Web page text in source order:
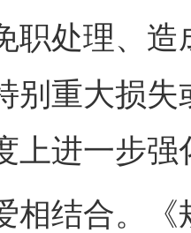
职处理、
别重大损
上进一步强
结合。《